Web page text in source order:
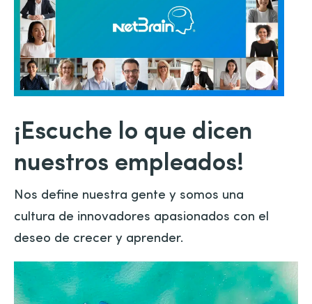
¡Escuche lo que dicen
nuestros empleados!
Nos define nuestra gente y somos una
cultura de innovadores apasionados con el
deseo de crecer y aprender.